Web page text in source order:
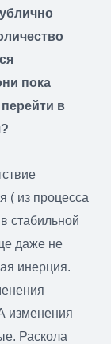
пока
в
( из процесса
стабильной
даже не
инерция.
изменения
Раскола